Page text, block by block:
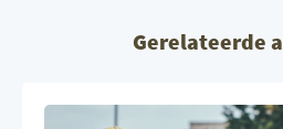
Gerelateerde